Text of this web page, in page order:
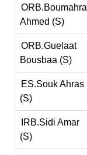
ORB.Boumahra
Ahmed (S)
ORB.Guelaat
Bousbaa (S)
ES.Souk Ahras
(S)
IRB.Sidi Amar
(S)